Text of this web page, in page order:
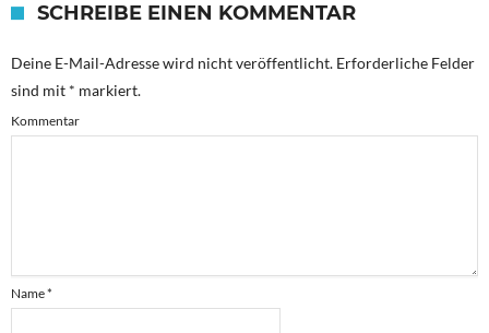
SCHREIBE EINEN KOMMENTAR
Deine E-Mail-Adresse wird nicht veröffentlicht. Erforderliche Felder
sind mit * markiert.
Kommentar
Name*